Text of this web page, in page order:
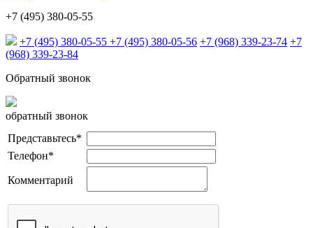
+7 (495) 380-05-55
+7 (495) 380-05-55 +7 (495) 380-05-56 +7 (968) 339-23-74 +7
(968) 339-23-84
Обратный звонок
обратный звонок
Представьтесь*
Телефон*
Комментарий